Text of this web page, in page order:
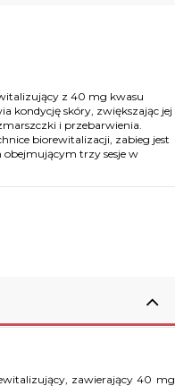
z 40 mg kwasu
kondycję skóry, zwiększając jej
i przebarwienia.
biorewitalizacji, zabieg jest
obejmującym trzy sesje w
zawierający 40 mg